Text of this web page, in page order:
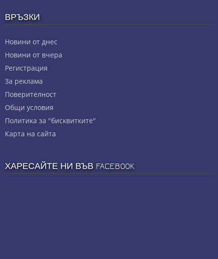
ВРЪЗКИ
Новини от днес
Новини от вчера
Регистрация
За реклама
Πoвepитeлнocт
Общи условия
Политика за "бисквитките"
Карта на сайта
ХАРЕСАЙТЕ НИ ВЪВ FACEBOOK